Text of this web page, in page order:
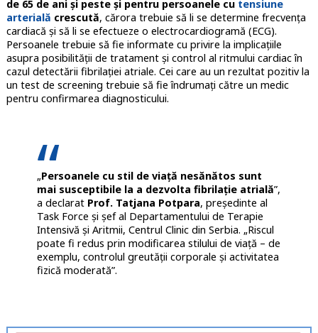
de 65 de ani și peste și pentru persoanele cu tensiune
arterială crescută, cărora trebuie să li se determine frecvența
cardiacă și să li se efectueze o electrocardiogramă (ECG).
Persoanele trebuie să fie informate cu privire la implicațiile
asupra posibilității de tratament și control al ritmului cardiac în
cazul detectării fibrilației atriale. Cei care au un rezultat pozitiv la
un test de screening trebuie să fie îndrumați către un medic
pentru confirmarea diagnosticului.
„Persoanele cu stil de viață nesănătos sunt
mai susceptibile la a dezvolta fibrilație atrială”,
a declarat Prof. Tatjana Potpara, președinte al
Task Force și șef al Departamentului de Terapie
Intensivă și Aritmii, Centrul Clinic din Serbia. „Riscul
poate fi redus prin modificarea stilului de viață – de
exemplu, controlul greutății corporale și activitatea
fizică moderată”.